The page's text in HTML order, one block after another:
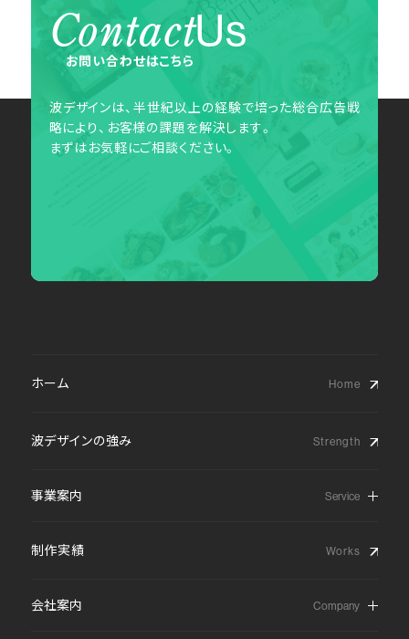
ContactUs
お問い合わせはこちら
波デザインは、半世紀以上の経験で培った総合広告戦
略により、お客様の課題を解決します。
まずはお気軽にご相談ください。
ホーム
波デザインの強み
事業案内
制作実績
会社案内